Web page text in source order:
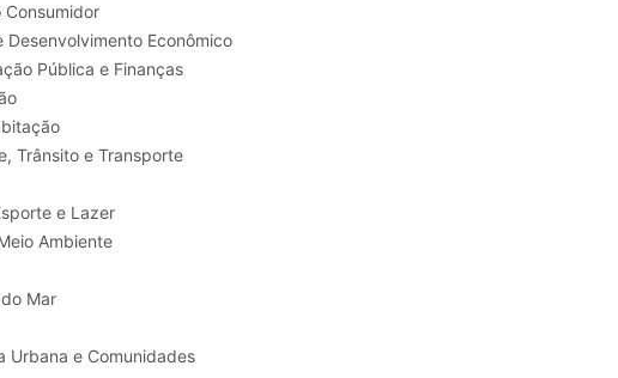
Consumidor
Trabalho e Desenvolvimento Econômico
Pública e Finanças
Trânsito e Transporte
Turismo, Esporte e Lazer
Ambiente
Mar
Urbana e Comunidades